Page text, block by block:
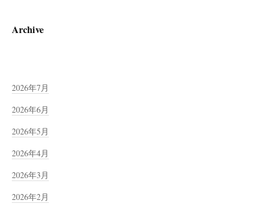
Archive
2026年7月
2026年6月
2026年5月
2026年4月
2026年3月
2026年2月